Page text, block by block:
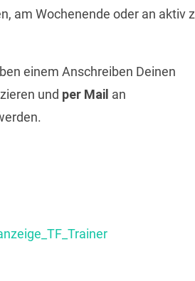
am Wochenende oder an aktiv
einem Anschreiben Deinen
und per Mail an